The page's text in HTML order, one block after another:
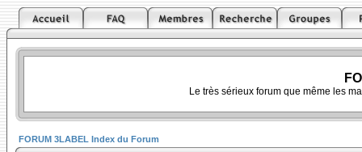
Le très sérieux forum que même les
FORUM 3LABEL Index du Forum